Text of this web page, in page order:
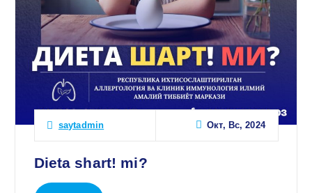
saytadmin Окт, Вс, 2024
Dieta shart! mi?